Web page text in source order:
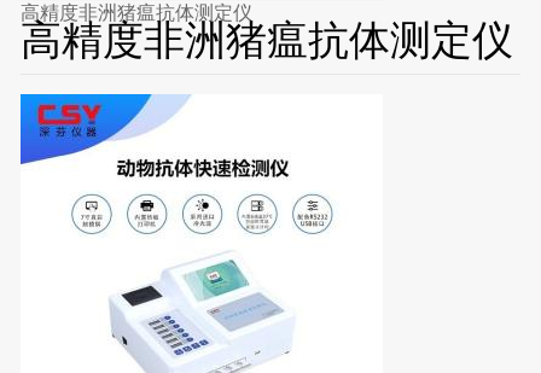
高精度非洲猪瘟抗体测定仪
高精度非洲猪瘟抗体测定仪